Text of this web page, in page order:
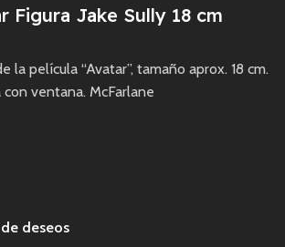
Figura Jake Sully 18 cm
la película “Avatar”, tamaño aprox. 18 cm.
ventana. McFarlane
deseos